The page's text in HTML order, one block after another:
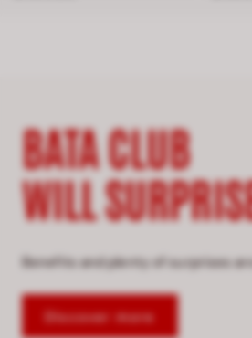
BATA CLUB
WILL
Benefits and plenty of surprises
Discover more